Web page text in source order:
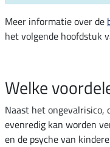
Meer informatie over de
het volgende hoofdstuk
Welke
Naast het ongevalrisico,
evenredig kan worden
en de psyche van